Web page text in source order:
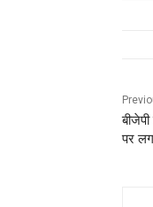
पर